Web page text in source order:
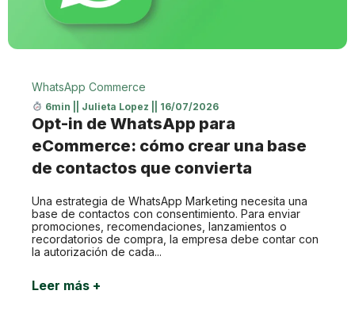
WhatsApp Commerce
6min Julieta Lopez 16/07/2026
Opt-in de WhatsApp para
eCommerce: cómo crear una base
de contactos que convierta
Una estrategia de WhatsApp Marketing necesita una
base de contactos con consentimiento. Para enviar
promociones, recomendaciones, lanzamientos o
recordatorios de compra, la empresa debe contar con
la autorización de cada...
Leer más +